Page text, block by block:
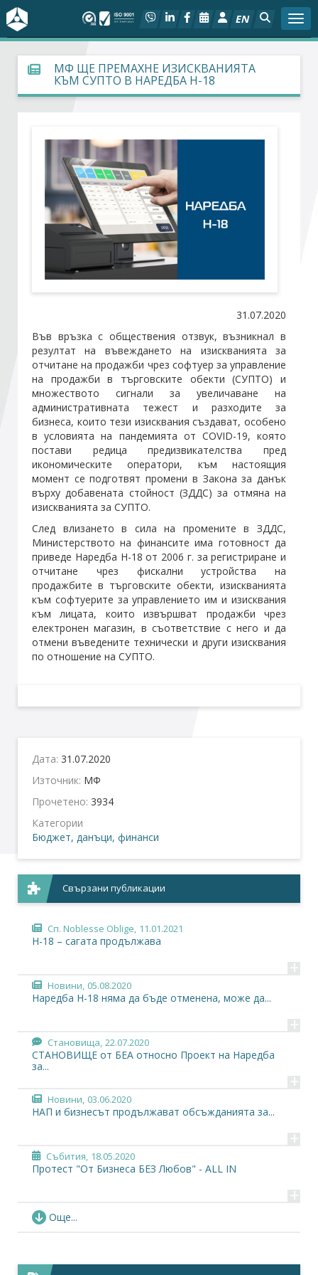
EN
За БСК
На фокус
Социален диалог
Дейности
Арбитражен съд
Проекти
Стани член
Абонирайте се!
МФ ЩЕ ПРЕМАХНЕ ИЗИСКВАНИЯТА
КЪМ СУПТО В НАРЕДБА Н-18
31.07.2020
Във връзка с обществения отзвук, възникнал в
резултат на въвеждането на изискванията за
отчитане на продажби чрез софтуер за управление
на продажби в търговските обекти (СУПТО) и
множеството сигнали за увеличаване на
административната тежест и разходите за
бизнеса, които тези изисквания създават, особено
в условията на пандемията от COVID-19, която
постави редица предизвикателства пред
икономическите оператори, към настоящия
момент се подготвят промени в Закона за данък
върху добавената стойност (ЗДДС) за отмяна на
изискванията за СУПТО.
След влизането в сила на промените в ЗДДС,
Министерството на финансите има готовност да
приведе Наредба Н-18 от 2006 г. за регистриране и
отчитане чрез фискални устройства на
продажбите в търговските обекти, изискванията
към софтуерите за управлението им и изисквания
към лицата, които извършват продажби чрез
електронен магазин, в съответствие с него и да
отмени въведените технически и други изисквания
по отношение на СУПТО.
Дата: 31.07.2020
Източник: МФ
Прочетено: 3934
Категории
Бюджет, данъци, финанси
Свързани публикации
Сп. Noblesse Oblige, 11.01.2021
Н-18 – сагата продължава
+
Новини, 05.08.2020
Наредба Н-18 няма да бъде отменена, може да...
+
Становища, 22.07.2020
СТАНОВИЩЕ от БЕА относно Проект на Наредба
за...
+
Новини, 03.06.2020
НАП и бизнесът продължават обсъжданията за...
+
Събития, 18.05.2020
Протест "От Бизнеса БЕЗ Любов" - ALL IN
+
Новини,
Радосвет Радев: В тези тежки условия...
Сп. Noblesse Oblige,
Още...